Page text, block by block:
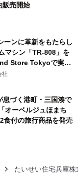
売開始
ーンに革新をもたらし
マシン「TR-808」を
Store Tokyoで実機
念キャンペーンを開
NTS」の 特別プログ
」を愛する伝説的
フィーチャーしたアニ
～
社
息づく港町・三国湊で
オーベルジュほまち
付の旅行商品を発売
たいせい住宅兵庫株